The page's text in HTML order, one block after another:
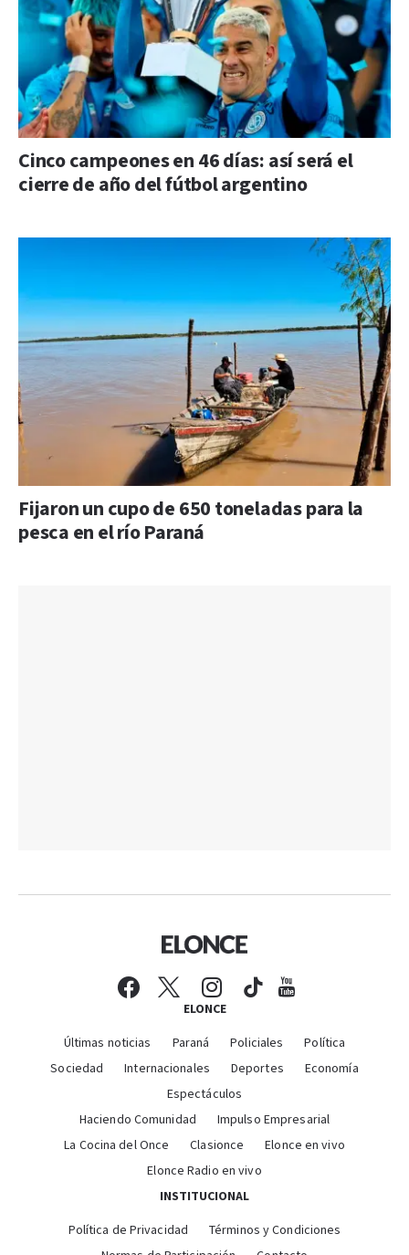
Cinco campeones en 46 días: así será el
cierre de año del fútbol argentino
Fijaron un cupo de 650 toneladas para la
pesca en el río Paraná
ELONCE
Últimas noticias Paraná Policiales
Política
Sociedad
Internacionales Deportes
Economía
Espectáculos
Haciendo Comunidad
Impulso Empresarial
La Cocina del Once
Clasionce
Elonce en vivo
Elonce Radio en vivo
INSTITUCIONAL
Política de Privacidad
Términos y Condiciones